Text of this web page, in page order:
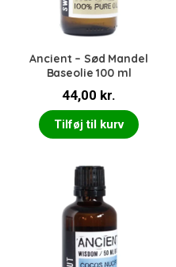
Ancient – Sød Mandel
Baseolie 100 ml
44,00 kr.
Tilføj til kurv